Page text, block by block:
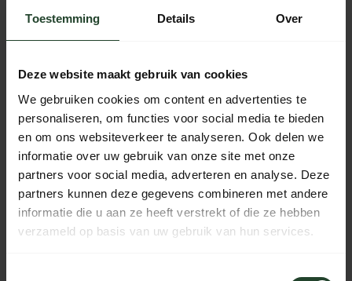
Toestemming Details Over
Deze website maakt gebruik van cookies
We gebruiken cookies om content en advertenties te
personaliseren, om functies voor social media te bieden
en om ons websiteverkeer te analyseren. Ook delen we
informatie over uw gebruik van onze site met onze
partners voor social media, adverteren en analyse. Deze
partners kunnen deze gegevens combineren met andere
informatie die u aan ze heeft verstrekt of die ze hebben
verzameld op basis van uw gebruik van hun services.
14 dagen bedenktijd met no-nonsens retourbeleid
Ma t/m Vr voor 17:00 besteld, dezelfde dag verzonden
telefoon of email
PRODUCTOMSCHRIJVING
SPECIFICATIES